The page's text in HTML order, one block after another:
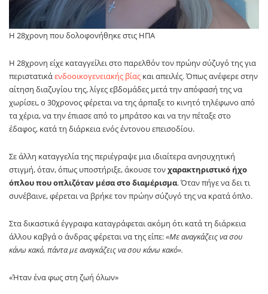
Η 28χρονη που δολοφονήθηκε στις ΗΠΑ
Η 28χρονη είχε καταγγείλει στο παρελθόν τον πρώην σύζυγό της για
περιστατικάενδοοικογενειακής βίας και απειλές. Όπως ανέφερε στην
αίτηση διαζυγίου της, λίγες εβδομάδες μετά την απόφασή της να
χωρίσει, ο 30χρονος φέρεται να της άρπαξε το κινητό τηλέφωνο από
τα χέρια, να την έπιασε από το μπράτσο και να την πέταξε στο
έδαφος, κατά τη διάρκεια ενός έντονου επεισοδίου.
Σε άλλη καταγγελία της περιέγραψε μια ιδιαίτερα ανησυχητική
στιγμή, όταν, όπως υποστήριξε, άκουσε τονχαρακτηριστικό ήχο
όπλου που οπλιζόταν μέσα στο διαμέρισμα. Όταν πήγε να δει τι
συνέβαινε, φέρεται να βρήκε τον πρώην σύζυγό της να κρατά όπλο.
Στα δικαστικά έγγραφα καταγράφεται ακόμη ότι κατά τη διάρκεια
άλλου καβγά ο άνδρας φέρεται να της είπε:«Με αναγκάζεις να σου
κάνω κακό, πάντα με αναγκάζεις να σου κάνω κακό».
«Ήταν ένα φως στη ζωή όλων»